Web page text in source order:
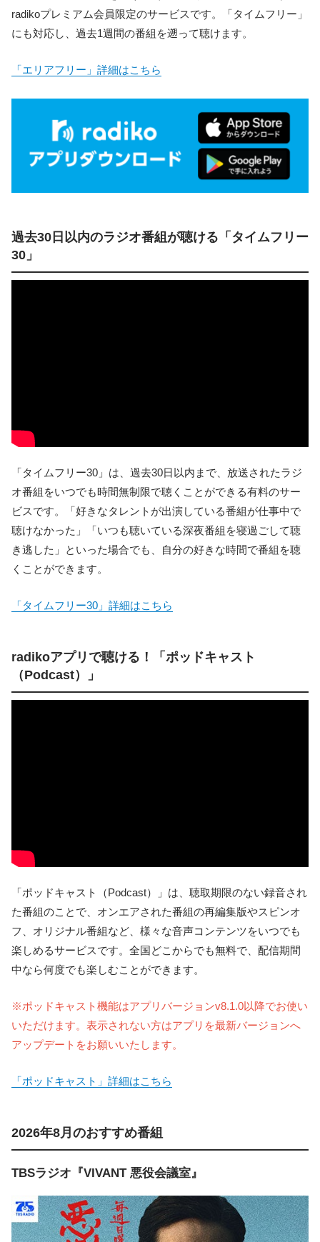
radikoプレミアム会員限定のサービスです。「タイムフリー」
にも対応し、過去1週間の番組を遡って聴けます。
「エリアフリー」詳細はこちら
過去30日以内のラジオ番組が聴ける「タイムフリー
30」
「タイムフリー30」は、過去30日以内まで、放送されたラジ
オ番組をいつでも時間無制限で聴くことができる有料のサー
ビスです。「好きなタレントが出演している番組が仕事中で
聴けなかった」「いつも聴いている深夜番組を寝過ごして聴
き逃した」といった場合でも、自分の好きな時間で番組を聴
くことができます。
「タイムフリー30」詳細はこちら
radikoアプリで聴ける！「ポッドキャスト
（Podcast）」
「ポッドキャスト（Podcast）」は、聴取期限のない録音され
た番組のことで、オンエアされた番組の再編集版やスピンオ
フ、オリジナル番組など、様々な音声コンテンツをいつでも
楽しめるサービスです。全国どこからでも無料で、配信期間
中なら何度でも楽しむことができます。
※ポッドキャスト機能はアプリバージョンv8.1.0以降でお使い
いただけます。表示されない方はアプリを最新バージョンへ
アップデートをお願いいたします。
「ポッドキャスト」詳細はこちら
2026年8月のおすすめ番組
TBSラジオ『VIVANT 悪役会議室』